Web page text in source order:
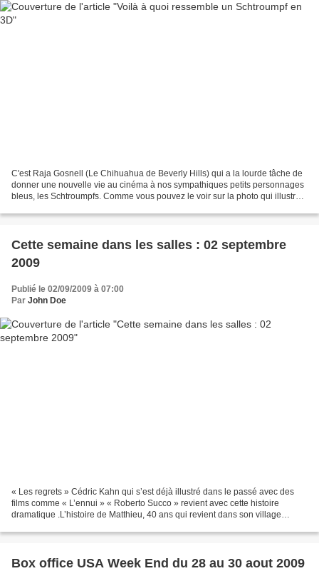
C'est Raja Gosnell (Le Chihuahua de Beverly Hills) qui a la lourde tâche de
donner une nouvelle vie au cinéma à nos sympathiques petits personnages
bleus, les Schtroumpfs. Comme vous pouvez le voir sur la photo qui illustre
Cette semaine dans les salles : 02 septembre
2009
Publié le 02/09/2009 à 07:00
Par John Doe
« Les regrets » Cédric Kahn qui s’est déjà illustré dans le passé avec des
films comme « L’ennui » « Roberto Succo » revient avec cette histoire
dramatique .L’histoire de Matthieu, 40 ans qui revient dans son village
Box office USA Week End du 28 au 30 aout 2009